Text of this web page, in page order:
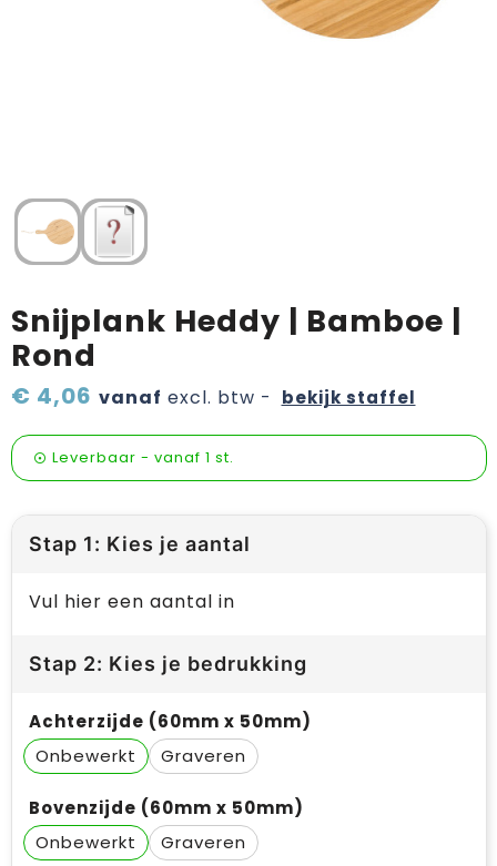
Wijn, bier en proeverij
Zomerpakketten
Snijplank Heddy | Bamboe |
Rond
€ 4,06 vanaf excl. btw - bekijk staffel
Leverbaar - vanaf 1 st.
Stap 1: Kies je aantal
Vul hier een aantal in
Stap 2: Kies je bedrukking
Achterzijde (60mm x 50mm)
Onbewerkt
Graveren
Bovenzijde (60mm x 50mm)
Onbewerkt
Graveren